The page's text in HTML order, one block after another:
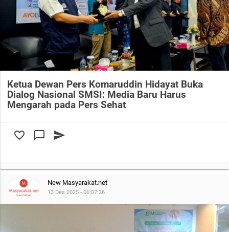
Ketua Dewan Pers Komaruddin Hidayat Buka
Dialog Nasional SMSI: Media Baru Harus
Mengarah pada Pers Sehat
favorite_border chat_bubble_outline send
New Masyarakat.net
13 Des 2025 - 06:07:26